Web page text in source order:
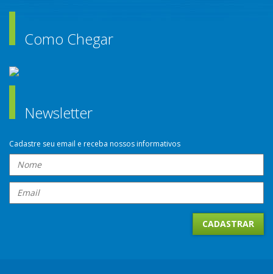
Como Chegar
Newsletter
Cadastre seu email e receba nossos informativos